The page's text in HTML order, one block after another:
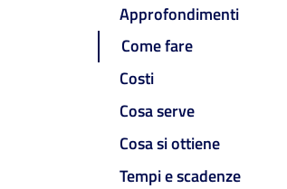
Approfondimenti
Come fare
Costi
Cosa serve
Cosa si ottiene
Tempi e scadenze